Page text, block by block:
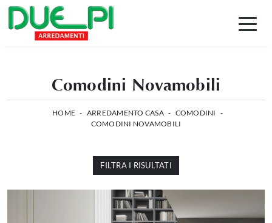
Comodini Novamobili
HOME - ARREDAMENTO CASA - COMODINI -
COMODINI NOVAMOBILI
FILTRA I RISULTATI